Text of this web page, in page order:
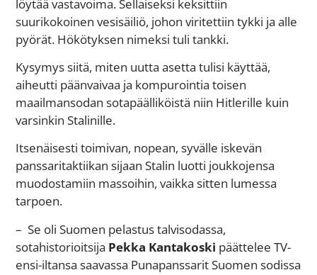
löytää vastavoima. Sellaiseksi keksittiin
suurikokoinen vesisäiliö, johon viritettiin tykki ja alle
pyörät. Hökötyksen nimeksi tuli tankki.
Kysymys siitä, miten uutta asetta tulisi käyttää,
aiheutti päänvaivaa ja kompurointia toisen
maailmansodan sotapäälliköistä niin Hitlerille kuin
varsinkin Stalinille.
Itsenäisesti toimivan, nopean, syvälle iskevän
panssaritaktiikan sijaan Stalin luotti joukkojensa
muodostamiin massoihin, vaikka sitten lumessa
tarpoen.
– Se oli Suomen pelastus talvisodassa,
sotahistorioitsija Pekka Kantakoski päättelee TV-
ensi-iltansa saavassa Punapanssarit Suomen sodissa